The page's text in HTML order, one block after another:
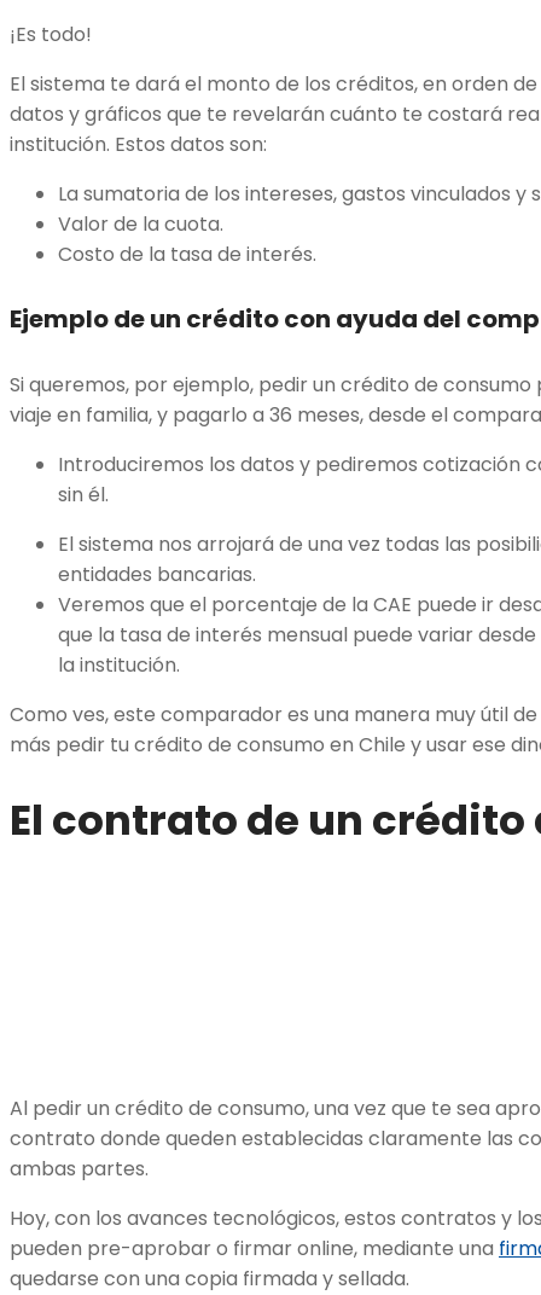
¡Es todo!
El sistema te dará el monto de los créditos, en orden
datos y gráficos que te revelarán cuánto te costará
institución. Estos datos son:
La sumatoria de los intereses, gastos vinculados y
Valor de la cuota.
Costo de la tasa de interés.
Ejemplo de un crédito con ayuda del
Si queremos, por ejemplo, pedir un crédito de
viaje en familia, y pagarlo a 36 meses, desde el
Introduciremos los datos y pediremos cotización
sin él.
El sistema nos arrojará de una vez todas las
entidades bancarias.
Veremos que el porcentaje de la CAE puede ir
que la tasa de interés mensual puede variar desde
la institución.
Como ves, este comparador es una manera muy útil
más pedir tu crédito de consumo en Chile y usar ese
El contrato de un
Al pedir un crédito de consumo, una vez que te sea
contrato donde queden establecidas claramente las
ambas partes.
Hoy, con los avances tecnológicos, estos contratos y
pueden pre-aprobar o firmar online, mediante una
quedarse con una copia firmada y sellada.